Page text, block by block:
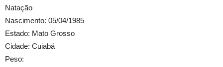
Natação
Nascimento: 05/04/1985
Estado: Mato Grosso
Cidade: Cuiabá
Peso: